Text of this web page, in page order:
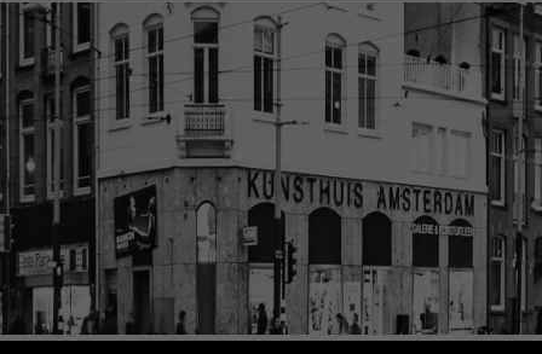
Nieuwstraat 35
2312 KA Leiden
+31(0)71 – 52 84 480
info@kunsthuisleiden.nl
Lees meer